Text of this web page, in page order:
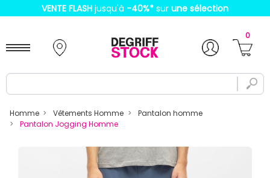
VENTE FLASH jusqu'à -40%* sur une sélection
0
Homme Vêtements Homme
Pantalon homme
Pantalon Jogging Homme